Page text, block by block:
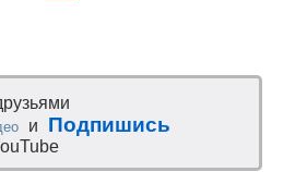
и Подпишись